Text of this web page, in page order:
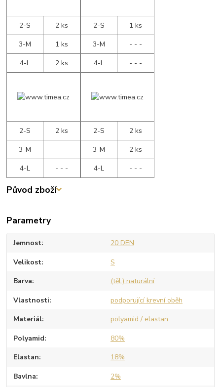
2-S
2 ks
3-M
1 ks
4-L
2 ks
2-S
1 ks
3-M
- - -
4-L
- - -
2-S
2 ks
3-M
- - -
4-L
- - -
2-S
2 ks
3-M
2 ks
4-L
- - -
Původ zboží
Parametry
Jemnost 20 DEN
Velikost S
Barva (těl.) naturální
Vlastnosti podporující krevní oběh
Materiál polyamid / elastan
Polyamid 80%
Elastan 18%
Bavlna 2%